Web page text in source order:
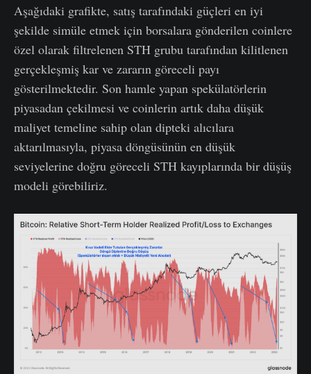
Aşağıdaki grafikte, satış tarafındaki güçleri en iyi
şekilde simüle etmek için borsalara gönderilen coinlere
özel olarak filtrelenen STH grubu tarafından kilitlenen
gerçekleşmiş kar ve zararın göreceli payı
gösterilmektedir. Son hamle yapan spekülatörlerin
piyasadan çekilmesi ve coinlerin artık daha düşük
maliyet temeline sahip olan dipteki alıcılara
aktarılmasıyla, piyasa döngüsünün en düşük
seviyelerine doğru göreceli STH kayıplarında bir düşüş
modeli görebiliriz.